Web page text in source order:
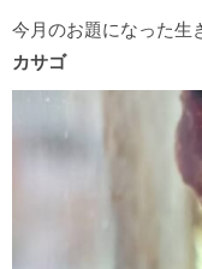
今月のお題になった生
カサゴ